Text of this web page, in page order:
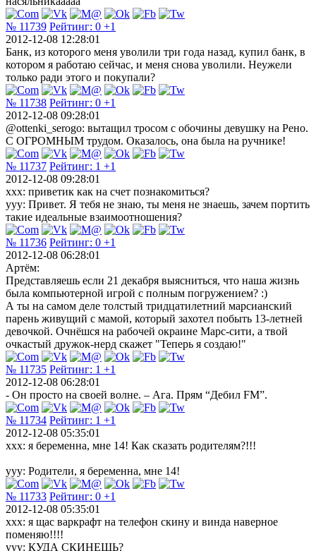
№ 11739 Рейтинг: 0 +1
2012-12-08 12:28:01
Банк, из которого меня уволили три года назад, купил банк, в
котором я работаю сейчас, и меня снова уволили. Неужели
только ради этого и покупали?
№ 11738 Рейтинг: 0 +1
2012-12-08 09:28:01
@ottenki_serogo: вытащил тросом с обочины девушку на Рено.
С ОГРОМНЫМ трудом. Оказалось, она была на ручнике!
№ 11737 Рейтинг: 1 +1
2012-12-08 09:28:01
xxx: приветик как на счет познакомиться?
yyy: Привет. Я тебя не знаю, ты меня не знаешь, зачем портить
такие идеальные взаимоотношения?
№ 11736 Рейтинг: 0 +1
2012-12-08 06:28:01
Артём:
Представляешь если 21 декабря выясниться, что наша жизнь
была компьютерной игрой с полным погружением? :)
А ты на самом деле толстый тридцатилетний марсианский
парень живущий с мамой, который захотел побыть 13-летней
девочкой. Очнёшся на рабочей окраине Марс-сити, а твой
очкастый дружок-нерд скажет "Теперь я создаю!"
№ 11735 Рейтинг: 1 +1
2012-12-08 06:28:01
- Он просто на своей волне. – Ага. Прям “Дебил FМ”.
№ 11734 Рейтинг: 1 +1
2012-12-08 05:35:01
xxx: я беременна, мне 14! Как сказать родителям?!!!
yyy: Родители, я беременна, мне 14!
№ 11733 Рейтинг: 0 +1
2012-12-08 05:35:01
xxx: я щас варкрафт на телефон скину и винда наверное
поменяю!!!!
yyy: КУДА СКИНЕШЬ?